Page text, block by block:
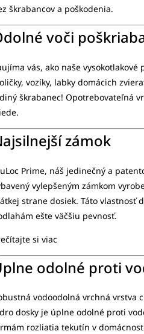
škrabancov a poškodenia.
voči
vás, ako naše
vozíky, labky domácich
škrabanec! Opotrebovateľná
zámok
Prime, náš jedinečný a
vylepšeným zámkom
strane dosiek. Táto vlastnosť
ešte väčšiu pevnosť.
si viac
odolné proti
vodoodolná vrchná vrstva
dosky je úplne odolné proti
rozliatia tekutín v